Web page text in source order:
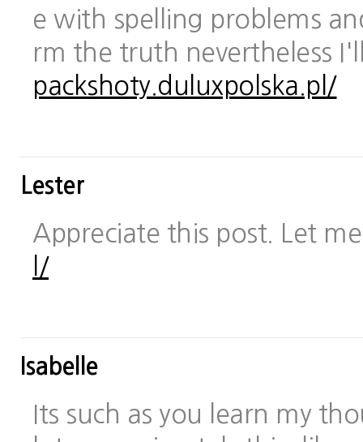
e with spelling problems
rm the truth nevertheless
packshoty.duluxpolska.pl/
Lester
Appreciate this post. Let
l/
Isabelle
Its such as you learn my